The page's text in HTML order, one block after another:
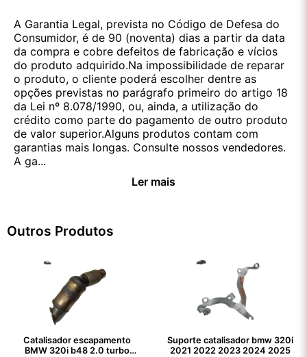
A Garantia Legal, prevista no Código de Defesa do
Consumidor, é de 90 (noventa) dias a partir da data
da compra e cobre defeitos de fabricação e vícios
do produto adquirido.Na impossibilidade de reparar
o produto, o cliente poderá escolher dentre as
opções previstas no parágrafo primeiro do artigo 18
da Lei nº 8.078/1990, ou, ainda, a utilização do
crédito como parte do pagamento de outro produto
de valor superior.Alguns produtos contam com
garantias mais longas. Consulte nossos vendedores.
A ga...
Ler mais
Outros Produtos
Catalisador escapamento
BMW 320i b48 2.0 turbo
Suporte catalisador bmw 320i
2021 2022 2023 2024 2025